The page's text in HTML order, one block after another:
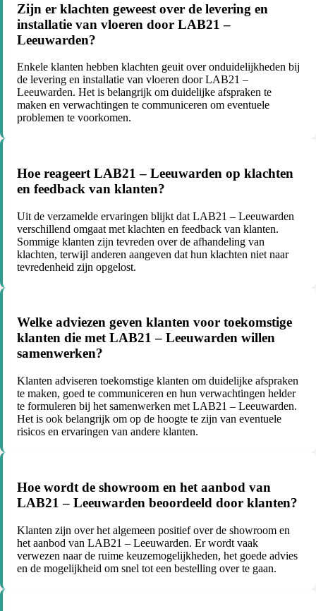
Zijn er klachten geweest over de levering en
installatie van vloeren door LAB21 –
Leeuwarden?
Enkele klanten hebben klachten geuit over onduidelijkheden bij
de levering en installatie van vloeren door LAB21 –
Leeuwarden. Het is belangrijk om duidelijke afspraken te
maken en verwachtingen te communiceren om eventuele
problemen te voorkomen.
Hoe reageert LAB21 – Leeuwarden op klachten
en feedback van klanten?
Uit de verzamelde ervaringen blijkt dat LAB21 – Leeuwarden
verschillend omgaat met klachten en feedback van klanten.
Sommige klanten zijn tevreden over de afhandeling van
klachten, terwijl anderen aangeven dat hun klachten niet naar
tevredenheid zijn opgelost.
Welke adviezen geven klanten voor toekomstige
klanten die met LAB21 – Leeuwarden willen
samenwerken?
Klanten adviseren toekomstige klanten om duidelijke afspraken
te maken, goed te communiceren en hun verwachtingen helder
te formuleren bij het samenwerken met LAB21 – Leeuwarden.
Het is ook belangrijk om op de hoogte te zijn van eventuele
risicos en ervaringen van andere klanten.
Hoe wordt de showroom en het aanbod van
LAB21 – Leeuwarden beoordeeld door klanten?
Klanten zijn over het algemeen positief over de showroom en
het aanbod van LAB21 – Leeuwarden. Er wordt vaak
verwezen naar de ruime keuzemogelijkheden, het goede advies
en de mogelijkheid om snel tot een bestelling over te gaan.